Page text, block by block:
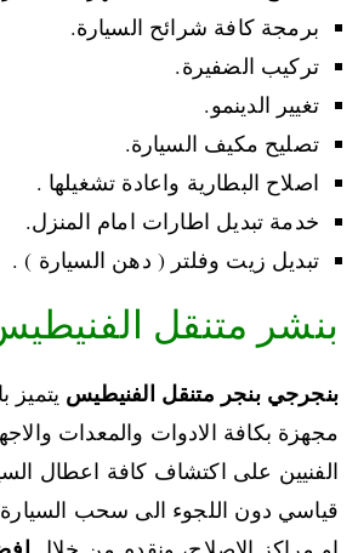
برمجة كافة شرائح السيارة.
تركيب الضفيرة.
تغيير الدينمو.
تصليح مكيف السيارة.
اصلاح البطارية واعادة تشغيلها .
خدمة تبديل اطارات امام المنزل.
تبديل زيت وفلتر ( دهن السيارة ) .
بنشر متنقل
بنجرجي بنجر متنقل الفنيطيس يتميز
مجهزة بكافة الادوات والمعدات
الفنيين على اكتشاف كافة اعطال
قياسي دون اللجوء الى سحب السيارة